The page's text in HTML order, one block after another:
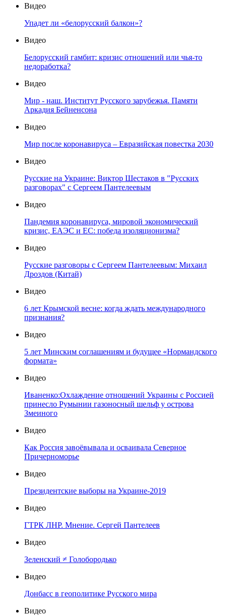
Видео
Упадет ли «белорусский балкон»?
Видео
Белорусский гамбит: кризис отношений или чья-то
недоработка?
Видео
Мир - наш. Институт Русского зарубежья. Памяти
Аркадия Бейненсона
Видео
Мир после коронавируса – Евразийская повестка 2030
Видео
Русские на Украине: Виктор Шестаков в "Русских
разговорах" с Сергеем Пантелеевым
Видео
Пандемия коронавируса, мировой экономический
кризис, ЕАЭС и ЕС: победа изоляционизма?
Видео
Русские разговоры с Сергеем Пантелеевым: Михаил
Дроздов (Китай)
Видео
6 лет Крымской весне: когда ждать международного
признания?
Видео
5 лет Минским соглашениям и будущее «Нормандского
формата»
Видео
Иваненко:Охлаждение отношений Украины с Россией
принесло Румынии газоносный шельф у острова
Змеиного
Видео
Как Россия завоёвывала и осваивала Северное
Причерноморье
Видео
Президентские выборы на Украине-2019
Видео
ГТРК ЛНР. Мнение. Сергей Пантелеев
Видео
Зеленский ≠ Голобородько
Видео
Донбасс в геополитике Русского мира
Видео